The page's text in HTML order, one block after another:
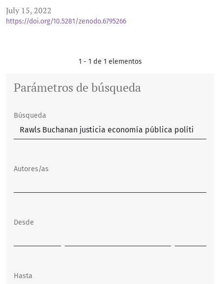
July 15, 2022
https://doi.org/10.5281/zenodo.6795266
1 - 1 de 1 elementos
Parámetros de búsqueda
Búsqueda
Autores/as
Desde
Hasta